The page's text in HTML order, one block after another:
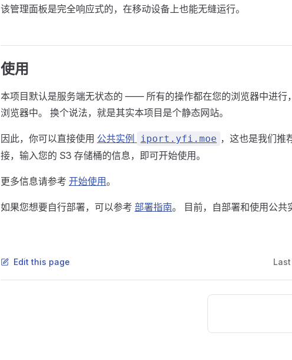
该管理面板是完全响应式的，在移动设备上也能无缝运行。
使用
本项目默认是服务端无状态的 —— 所有的操作都在您的浏览器中进行
浏览器中。 换个说法，就是其实本项目是个静态网站。
因此，你可以直接使用 公共实例 iport.yfi.moe ，这也是我们推
接，输入您的 S3 存储桶的信息，即可开始使用。
更多信息请参考 开始使用。
如果您想要自行部署，可以参考 部署指南。 目前，自部署和使用公共
Edit this page